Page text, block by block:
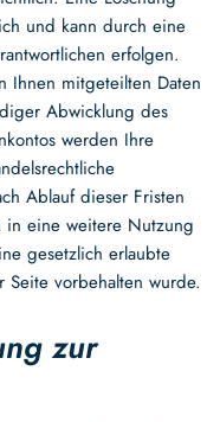
und kann durch eine
erfolgen.
Ihnen mitgeteilten Daten
Abwicklung des
werden Ihre
Ablauf dieser Fristen
in eine weitere Nutzung
gesetzlich erlaubte
vorbehalten wurde.
zur